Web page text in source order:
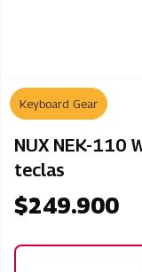
Keyboard Gear
NUX NEK-110
teclas
$249.900